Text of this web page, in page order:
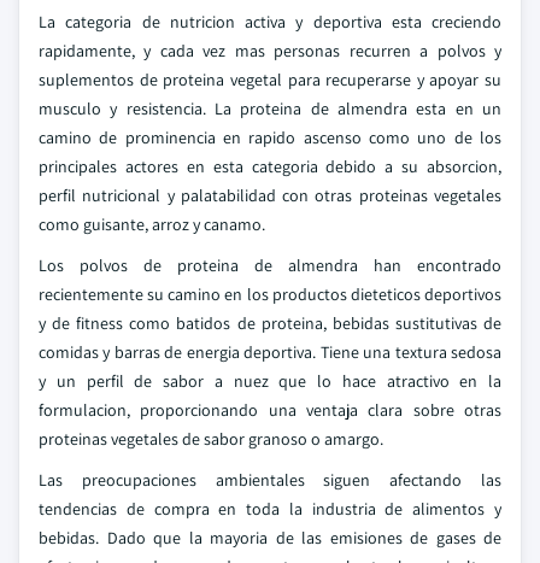
La categoria de nutricion activa y deportiva esta creciendo
rapidamente, y cada vez mas personas recurren a polvos y
suplementos de proteina vegetal para recuperarse y apoyar su
musculo y resistencia. La proteina de almendra esta en un
camino de prominencia en rapido ascenso como uno de los
principales actores en esta categoria debido a su absorcion,
perfil nutricional y palatabilidad con otras proteinas vegetales
como guisante, arroz y canamo.
Los polvos de proteina de almendra han encontrado
recientemente su camino en los productos dieteticos deportivos
y de fitness como batidos de proteina, bebidas sustitutivas de
comidas y barras de energia deportiva. Tiene una textura sedosa
y un perfil de sabor a nuez que lo hace atractivo en la
formulacion, proporcionando una ventaja clara sobre otras
proteinas vegetales de sabor granoso o amargo.
Las preocupaciones ambientales siguen afectando las
tendencias de compra en toda la industria de alimentos y
bebidas. Dado que la mayoria de las emisiones de gases de